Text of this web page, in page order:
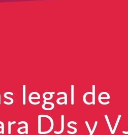
legal de
DJs y